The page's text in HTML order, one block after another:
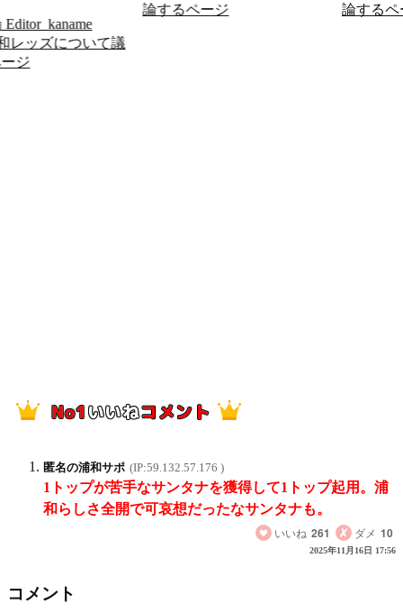
Editor_kaname
レッズについて議
ジ
論するページ
論するペ
匿名の浦和サポ (IP:59.132.57.176 )
1トップが苦手なサンタナを獲得して1トップ起用。浦
和らしさ全開で可哀想だったなサンタナも。
いいね 261 ダメ 10
2025年11月16日 17:56
コメント